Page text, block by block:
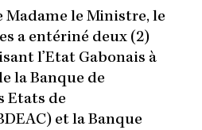
Madame le Ministre, le
a entériné deux (2)
l’Etat Gabonais à
la Banque de
Etats de
et la Banque